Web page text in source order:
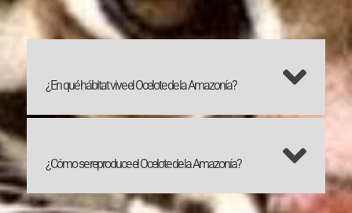
¿En qué hábitat vive el Ocelote de la Amazonía?
¿Cómo se reproduce el Ocelote de la Amazonía?